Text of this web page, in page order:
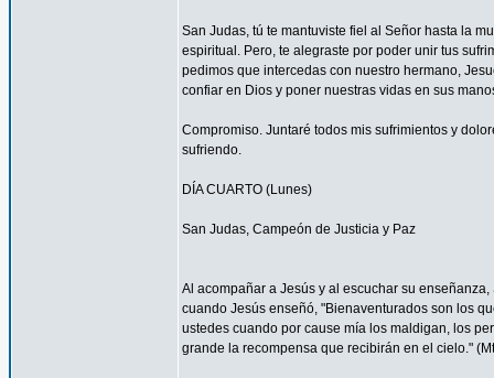
San Judas, tú te mantuviste fiel al Señor hasta la
espiritual. Pero, te alegraste por poder unir tus
pedimos que intercedas con nuestro hermano,
confiar en Dios y poner nuestras vidas en sus
Compromiso. Juntaré todos mis sufrimientos y
sufriendo.
DÍA CUARTO (Lunes)
San Judas, Campeón de Justicia y Paz
Al acompañar a Jesús y al escuchar su
cuando Jesús enseñó, "Bienaventurados son los
ustedes cuando por cause mía los maldigan, los
grande la recompensa que recibirán en el cielo."